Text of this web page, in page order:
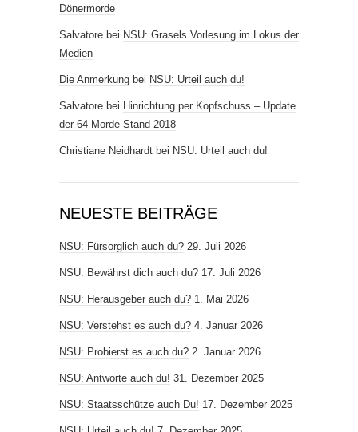
Dönermorde
Salvatore bei NSU: Grasels Vorlesung im Lokus der
Medien
Die Anmerkung bei NSU: Urteil auch du!
Salvatore bei Hinrichtung per Kopfschuss – Update
der 64 Morde Stand 2018
Christiane Neidhardt bei NSU: Urteil auch du!
NEUESTE BEITRÄGE
NSU: Fürsorglich auch du? 29. Juli 2026
NSU: Bewährst dich auch du? 17. Juli 2026
NSU: Herausgeber auch du? 1. Mai 2026
NSU: Verstehst es auch du? 4. Januar 2026
NSU: Probierst es auch du? 2. Januar 2026
NSU: Antworte auch du! 31. Dezember 2025
NSU: Staatsschütze auch Du! 17. Dezember 2025